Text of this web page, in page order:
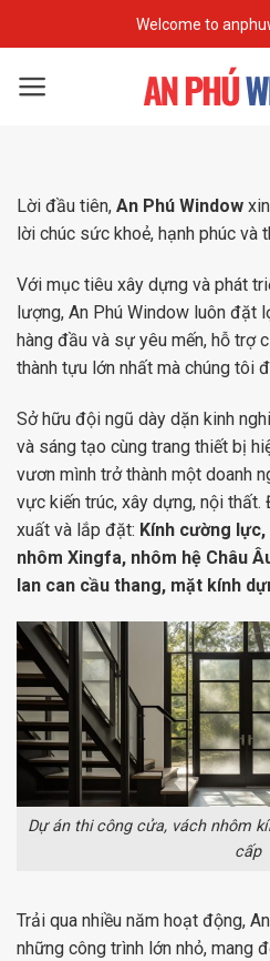
Welcome to
Lời đầu tiên, An Phú Window
lời chúc sức khoẻ, hạnh phúc và
Với mục tiêu xây dựng và phát
lượng, An Phú Window luôn đặt
hàng đầu và sự yêu mến, hỗ trợ
thành tựu lớn nhất mà chúng tôi
Sở hữu đội ngũ dày dặn kinh
và sáng tạo cùng trang thiết bị
vươn mình trở thành một doanh
vực kiến trúc, xây dựng, nội
xuất và lắp đặt: Kính cường
nhôm Xingfa, nhôm hệ Châu
lan can cầu thang, mặt kính
Dự án thi công cửa, vách nhôm
cấp
Trải qua nhiều năm hoạt động,
những công trình lớn nhỏ, mang